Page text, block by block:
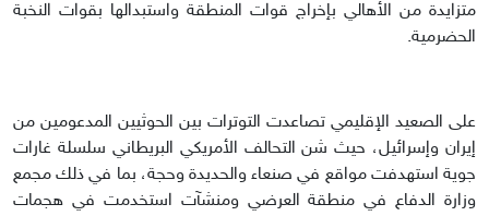
متزايدة من الأهالي بإخراج قوات المنطقة واستبدالها بقوات النخبة
الحضرمية.
على الصعيد الإقليمي تصاعدت التوترات بين الحوثيين المدعومين من
إيران وإسرائيل، حيث شن التحالف الأمريكي البريطاني سلسلة غارات
جوية استهدفت مواقع في صنعاء والحديدة وحجة، بما في ذلك مجمع
وزارة الدفاع في منطقة العرضي ومنشآت استخدمت في هجمات